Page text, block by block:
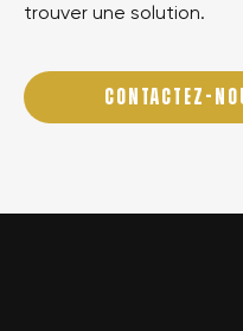
trouver une solution.
CONTACTEZ-